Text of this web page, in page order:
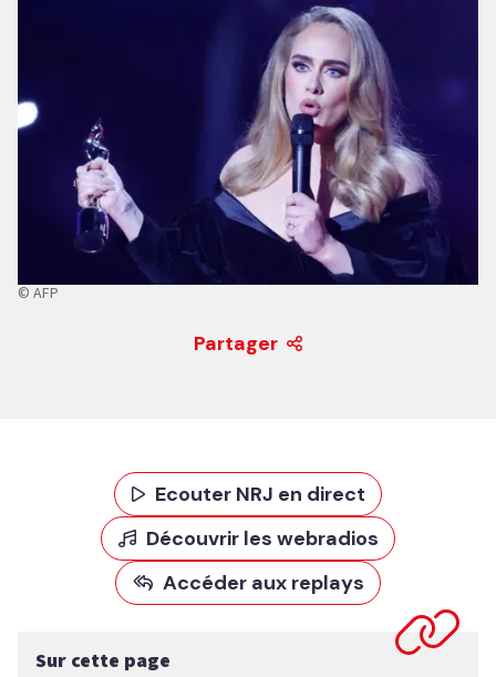
© AFP
Partager
Ecouter NRJ en direct
Découvrir les webradios
Accéder aux replays
Sur cette page